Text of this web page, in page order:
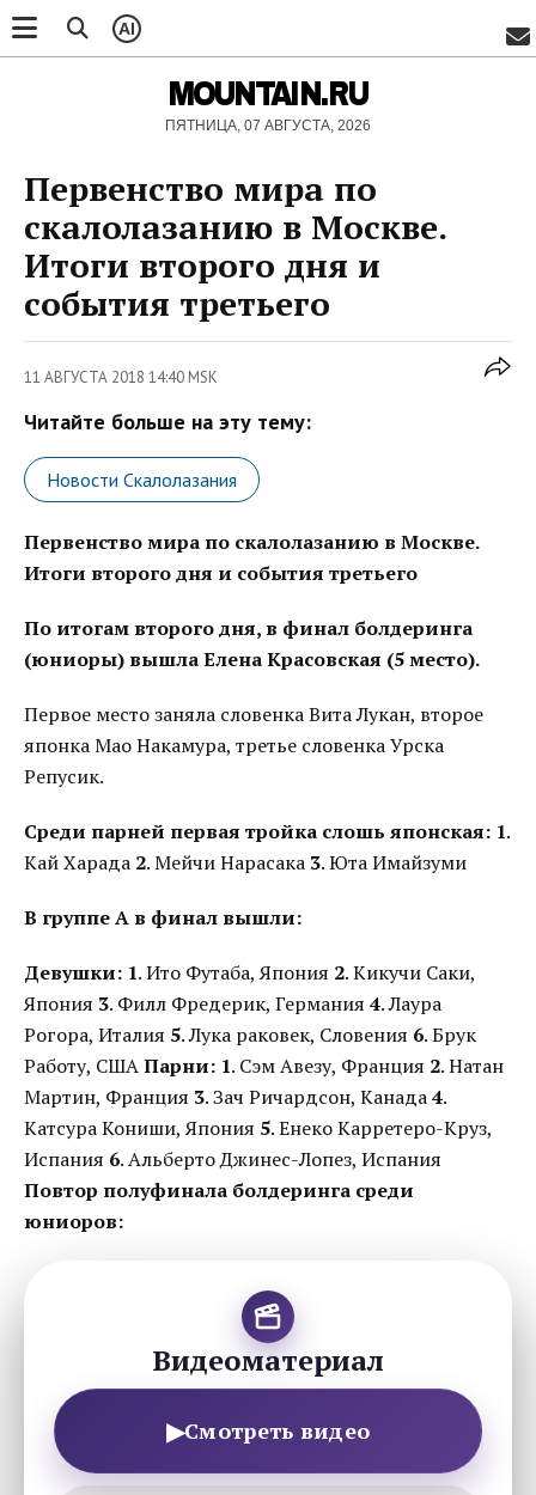
AI
MOUNTAIN.RU
ПЯТНИЦА, 07 АВГУСТА, 2026
Первенство мира по
скалолазанию в Москве.
Итоги второго дня и
события третьего
11 АВГУСТА 2018 14:40 MSK
Читайте больше на эту тему:
Новости Скалолазания
Первенство мира по скалолазанию в Москве.
Итоги второго дня и события третьего
По итогам второго дня, в финал болдеринга
(юниоры) вышла Елена Красовская (5 место).
Первое место заняла словенка Вита Лукан, второе
японка Мао Накамура, третье словенка Урска
Репусик.
Среди парней первая тройка слошь японская: 1.
Кай Харада 2. Мейчи Нарасака 3. Юта Имайзуми
В группе А в финал вышли:
Девушки: 1. Ито Футаба, Япония 2. Кикучи Саки,
Япония 3. Филл Фредерик, Германия 4. Лаура
Рогора, Италия 5. Лука раковек, Словения 6. Брук
Работу, СШАПарни: 1. Сэм Авезу, Франция 2. Натан
Мартин, Франция 3. Зач Ричардсон, Канада4.
Катсура Кониши, Япония 5. Енеко Карретеро-Круз,
Испания 6. Альберто Джинес-Лопез, Испания
Повтор полуфинала болдеринга среди
юниоров:
Видеоматериал
▶Смотреть видео